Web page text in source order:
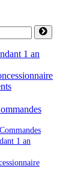
1 an
1 an